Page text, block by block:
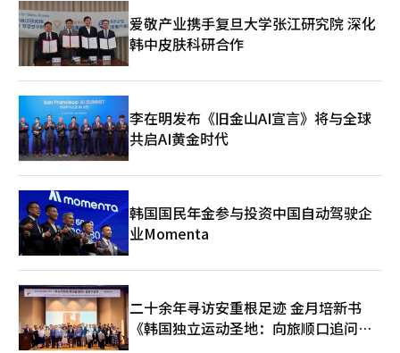
份合约，达到2024年7月以来的最高水平。 日元贬值也加深了日本
银行对物价的担忧。日本银行剔除政府补贴和减税效果后计算的4
月消费者物价同比上涨2.8%。尽管官方数据显示物价上涨率有所
放缓，但如果排除能源补贴和教育免费化等政府措施的影响，物价
压力实际上在加大。如果日元贬值导致进口物价上涨，日本银行可
能面临更强的紧缩压力。 日本首相高市早苗在3日的参议院全体会
议上表示，对于汇率波动“将根据需要随时做出适当应对”。市场
再次将每美元160日元视为判断日本当局是否会重新干预的分水
岭。然而，由于美元走强、美日利差和原油价格上涨同时施压日元
贬值，单靠干预难以扭转趋势的观点较为强烈。《日本经济新闻》
援引一位外汇交易员的话称：“除非日本银行承认政策应对滞后，
并表现出加快加息的态度，否则日元升值的希望不大。”日元在一
个月内回落至160日元，显示出日本当局在汇率、物价和利率的管
理上再次面临考验。※ 本报道经人工智能（AI）系统翻译与编辑。
爱敬产业携手复旦大学张江研究院 深化
韩中皮肤科研合作
李在明发布《旧金山AI宣言》将与全球
共启AI黄金时代
韩国国民年金参与投资中国自动驾驶企
业Momenta
二十余年寻访安重根足迹 金月培新书
《韩国独立运动圣地：向旅顺口追问历